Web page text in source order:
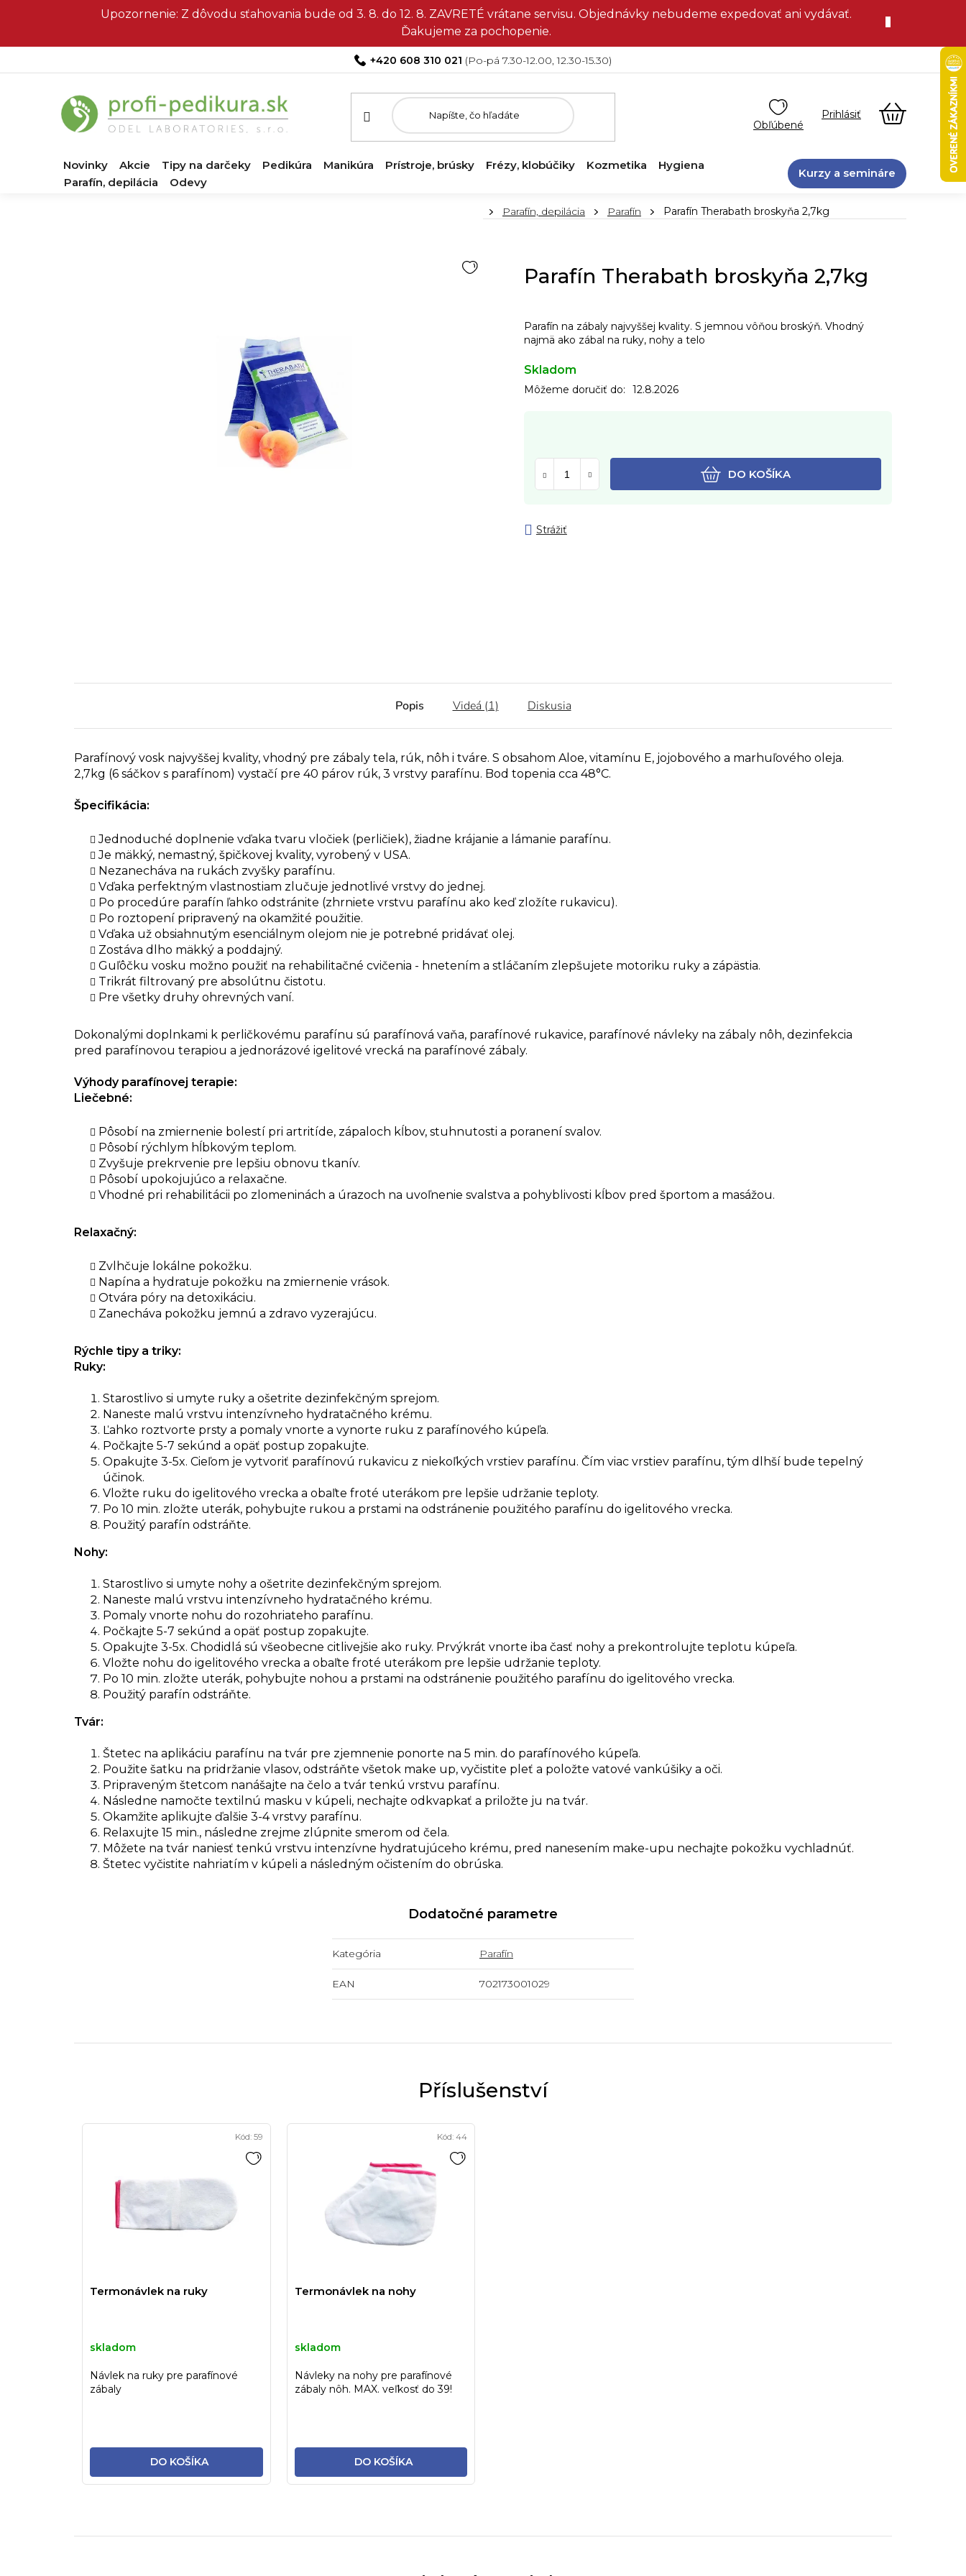
Upozornenie: Z dôvodu sťahovania bude od 3. 8. do 12. 8. ZAVRETÉ vrátane servisu. Objednávky nebudeme expedovať ani vydávať.
Ďakujeme za pochopenie.
+420 608 310 021
NÁKUPNÝ
KOŠÍK
Novinky Akcie Tipy na darčeky Pedikúra Manikúra Prístroje, brúsky Frézy, klobúčiky Kozmetika
Hygiena
Parafín, depilácia
Odevy
Kurzy a semináre
DomovParafín, depilácia Parafín Parafín Therabath broskyňa 2,7kg
Parafín Therabath broskyňa 2,7kg
Parafín na zábaly najvyššej kvality. S jemnou vôňou broskýň. Vhodný
najmä ako zábal na ruky, nohy a telo
Skladom
Môžeme doručiť do: 12.8.2026
DO KOŠÍKA
Strážiť
Popis Videá (1) Diskusia
Parafínový vosk najvyššej kvality, vhodný pre zábaly tela, rúk, nôh i tváre. S obsahom Aloe, vitamínu E, jojobového a marhuľového oleja.
2,7kg (6 sáčkov s parafínom) vystačí pre 40 párov rúk, 3 vrstvy parafínu. Bod topenia cca 48°C.
Špecifikácia:
Jednoduché doplnenie vďaka tvaru vločiek (perličiek), žiadne krájanie a lámanie parafínu.
Je mäkký, nemastný, špičkovej kvality, vyrobený v USA.
Nezanecháva na rukách zvyšky parafínu.
Vďaka perfektným vlastnostiam zlučuje jednotlivé vrstvy do jednej.
Po procedúre parafín ľahko odstránite (zhrniete vrstvu parafínu ako keď zložíte rukavicu).
Po roztopení pripravený na okamžité použitie.
Vďaka už obsiahnutým esenciálnym olejom nie je potrebné pridávať olej.
Zostáva dlho mäkký a poddajný.
Guľôčku vosku možno použiť na rehabilitačné cvičenia - hnetením a stláčaním zlepšujete motoriku ruky a zápästia.
Trikrát filtrovaný pre absolútnu čistotu.
Pre všetky druhy ohrevných vaní.
Dokonalými doplnkami k perličkovému parafínu sú parafínová vaňa, parafínové rukavice, parafínové návleky na zábaly nôh, dezinfekcia
pred parafínovou terapiou a jednorázové igelitové vrecká na parafínové zábaly.
Výhody parafínovej terapie:
Liečebné:
Pôsobí na zmiernenie bolestí pri artritíde, zápaloch kĺbov, stuhnutosti a poranení svalov.
Pôsobí rýchlym hĺbkovým teplom.
Zvyšuje prekrvenie pre lepšiu obnovu tkanív.
Pôsobí upokojujúco a relaxačne.
Vhodné pri rehabilitácii po zlomeninách a úrazoch na uvoľnenie svalstva a pohyblivosti kĺbov pred športom a masážou.
Relaxačný:
Zvlhčuje lokálne pokožku.
Napína a hydratuje pokožku na zmiernenie vrások.
Otvára póry na detoxikáciu.
Zanecháva pokožku jemnú a zdravo vyzerajúcu.
Rýchle tipy a triky:
Ruky:
Starostlivo si umyte ruky a ošetrite dezinfekčným sprejom.
Naneste malú vrstvu intenzívneho hydratačného krému.
Ľahko roztvorte prsty a pomaly vnorte a vynorte ruku z parafínového kúpeľa.
Počkajte 5-7 sekúnd a opäť postup zopakujte.
Opakujte 3-5x. Cieľom je vytvoriť parafínovú rukavicu z niekoľkých vrstiev parafínu. Čím viac vrstiev parafínu, tým dlhší bude tepelný
účinok.
Vložte ruku do igelitového vrecka a obaľte froté uterákom pre lepšie udržanie teploty.
Po 10 min. zložte uterák, pohybujte rukou a prstami na odstránenie použitého parafínu do igelitového vrecka.
Použitý parafín odstráňte.
Nohy:
Starostlivo si umyte nohy a ošetrite dezinfekčným sprejom.
Naneste malú vrstvu intenzívneho hydratačného krému.
Pomaly vnorte nohu do rozohriateho parafínu.
Počkajte 5-7 sekúnd a opäť postup zopakujte.
Opakujte 3-5x. Chodidlá sú všeobecne citlivejšie ako ruky. Prvýkrát vnorte iba časť nohy a prekontrolujte teplotu kúpeľa.
Vložte nohu do igelitového vrecka a obaľte froté uterákom pre lepšie udržanie teploty.
Po 10 min. zložte uterák, pohybujte nohou a prstami na odstránenie použitého parafínu do igelitového vrecka.
Použitý parafín odstráňte.
Tvár:
Štetec na aplikáciu parafínu na tvár pre zjemnenie ponorte na 5 min. do parafínového kúpeľa.
Použite šatku na pridržanie vlasov, odstráňte všetok make up, vyčistite pleť a položte vatové vankúšiky a oči.
Pripraveným štetcom nanášajte na čelo a tvár tenkú vrstvu parafínu.
Následne namočte textilnú masku v kúpeli, nechajte odkvapkať a priložte ju na tvár.
Okamžite aplikujte ďalšie 3-4 vrstvy parafínu.
Relaxujte 15 min., následne zrejme zlúpnite smerom od čela.
Môžete na tvár naniesť tenkú vrstvu intenzívne hydratujúceho krému, pred nanesením make-upu nechajte pokožku vychladnúť.
Štetec vyčistite nahriatím v kúpeli a následným očistením do obrúska.
Dodatočné parametre
Kategória Parafín
EAN 702173001029
Termonávlek na ruky
skladom
DO KOŠÍKA
Návlek na ruky pre parafínové
zábaly
Kód: 59
Termonávlek na nohy
skladom
DO KOŠÍKA
Návleky na nohy pre parafínové
zábaly nôh. MAX. veľkosť do 39!
Kód: 44